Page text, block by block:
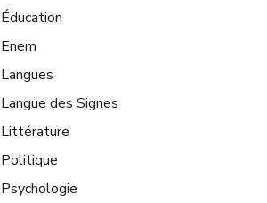
Éducation
Enem
Langues
Langue des Signes
Littérature
Politique
Psychologie